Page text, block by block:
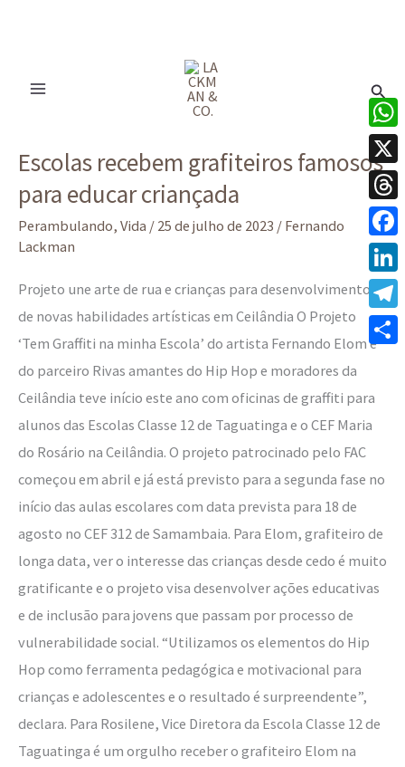
Escolas recebem grafiteiros famosos
para educar criançada
Perambulando, Vida / 25 de julho de 2023 / Fernando
Lackman
Projeto une arte de rua e crianças para desenvolvimento
de novas habilidades artísticas em Ceilândia O Projeto
‘Tem Graffiti na minha Escola’ do artista Fernando Elom e
do parceiro Rivas amantes do Hip Hop e moradores da
Ceilândia teve início este ano com oficinas de graffiti para
alunos das Escolas Classe 12 de Taguatinga e o CEF Maria
do Rosário na Ceilândia. O projeto patrocinado pelo FAC
começou em abril e já está previsto para a segunda fase no
início das aulas escolares com data prevista para 18 de
agosto no CEF 312 de Samambaia. Para Elom, grafiteiro de
longa data, ver o interesse das crianças desde cedo é muito
gratificante e o projeto visa desenvolver ações educativas
e de inclusão para jovens que passam por processo de
vulnerabilidade social. “Utilizamos os elementos do Hip
Hop como ferramenta pedagógica e motivacional para
crianças e adolescentes e o resultado é surpreendente”,
declara. Para Rosilene, Vice Diretora da Escola Classe 12 de
Taguatinga é um orgulho receber o grafiteiro Elom na
recebem
grafiteiros
famosos
para
criançada
X